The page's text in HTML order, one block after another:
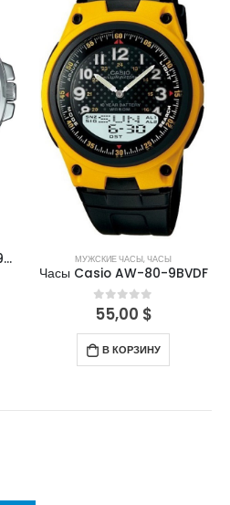
Часы Casio MTP-VD01D-9EV МУЖСКИЕ ЧАСЫ,ЧАСЫ
Часы Casio AW-80-9BVDF
0out of 5
55,00 $
В КОРЗИНУ